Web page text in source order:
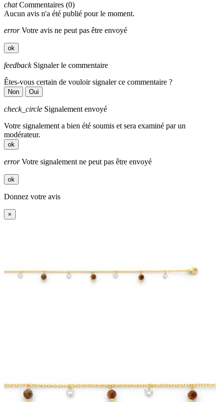
chatCommentaires (0)
Aucun avis n'a été publié pour le moment.
errorVotre avis ne peut pas être envoyé
ok
feedbackSignaler le commentaire
Êtes-vous certain de vouloir signaler ce commentaire ?
Non Oui
check_circle Signalement envoyé
Votre signalement a bien été soumis et sera examiné par un
modérateur.
ok
errorVotre signalement ne peut pas être envoyé
ok
Donnez votre avis
×